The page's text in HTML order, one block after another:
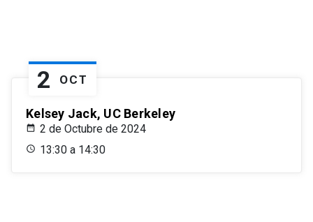
2 OCT
Kelsey Jack, UC Berkeley
2 de Octubre de 2024
13:30 a 14:30